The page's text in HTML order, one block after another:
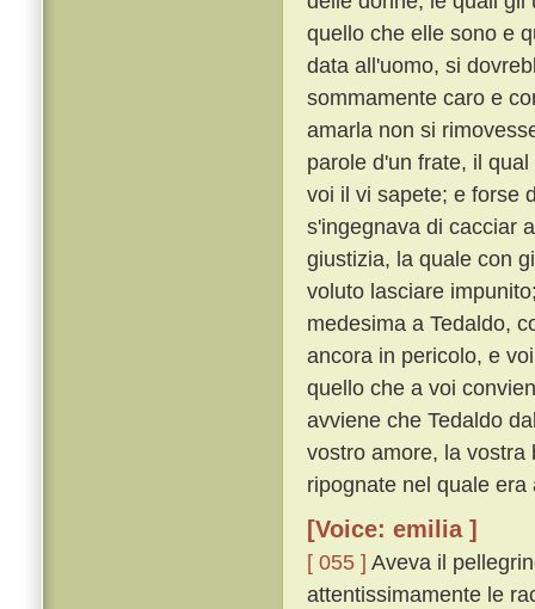
quello che elle sono e
data all'uomo, si
sommamente caro e
amarla non si
parole d'un frate, il
voi il vi sapete; e forse
s'ingegnava di cacciar
giustizia, la quale con
voluto lasciare
medesima a Tedaldo,
ancora in pericolo, e
quello che a voi
avviene che Tedaldo
vostro amore, la vostra
ripognate nel quale
[Voice: emilia ]
[ 055 ] Aveva il
attentissimamente le